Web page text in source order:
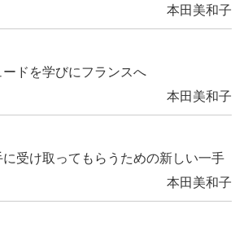
本田美和子
ドを学びにフランスへ
本田美和子
受け取ってもらうための新しい一手
本田美和子